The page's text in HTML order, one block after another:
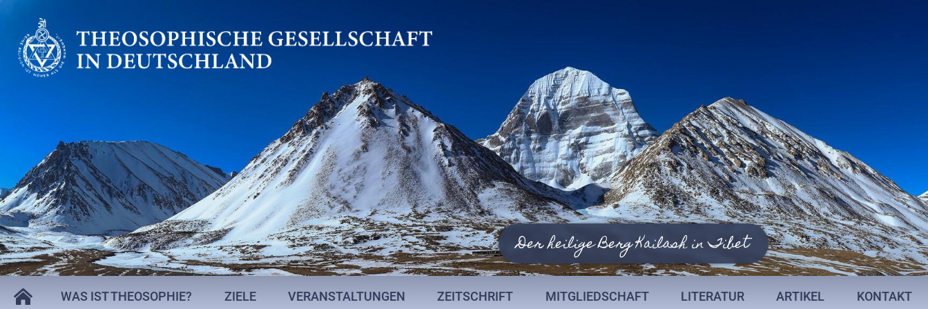
Der heilige Berg Kailash in Tibet
WAS IST THEOSOPHIE? ZIELE VERANSTALTUNGEN ZEITSCHRIFT MITGLIEDSCHAFT LITERATUR ARTIKEL KONTAKT